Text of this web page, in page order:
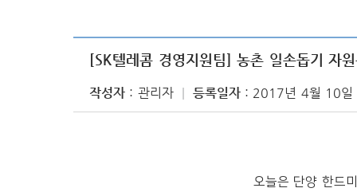
[SK텔레콤 경영지원팀] 농촌 일손돕기 자
작성자 관리자 등록일자 2017년 4월 10
오늘은 단양 한드